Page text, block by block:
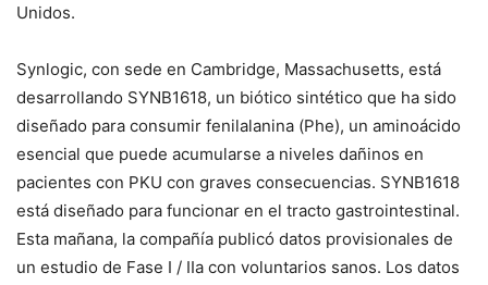
Unidos.
Synlogic, con sede en Cambridge, Massachusetts, está
desarrollando SYNB1618, un biótico sintético que ha sido
diseñado para consumir fenilalanina (Phe), un aminoácido
esencial que puede acumularse a niveles dañinos en
pacientes con PKU con graves consecuencias. SYNB1618
está diseñado para funcionar en el tracto gastrointestinal.
Esta mañana, la compañía publicó datos provisionales de
un estudio de Fase I / IIa con voluntarios sanos. Los datos